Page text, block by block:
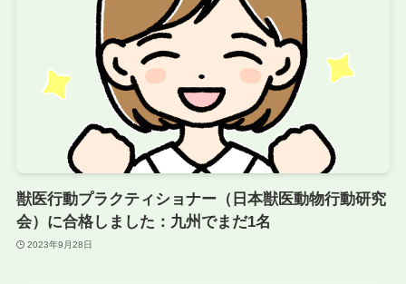
獣医行動プラクティショナー（日本獣医動物行動研究
会）に合格しました：九州でまだ1名
2023年9月28日